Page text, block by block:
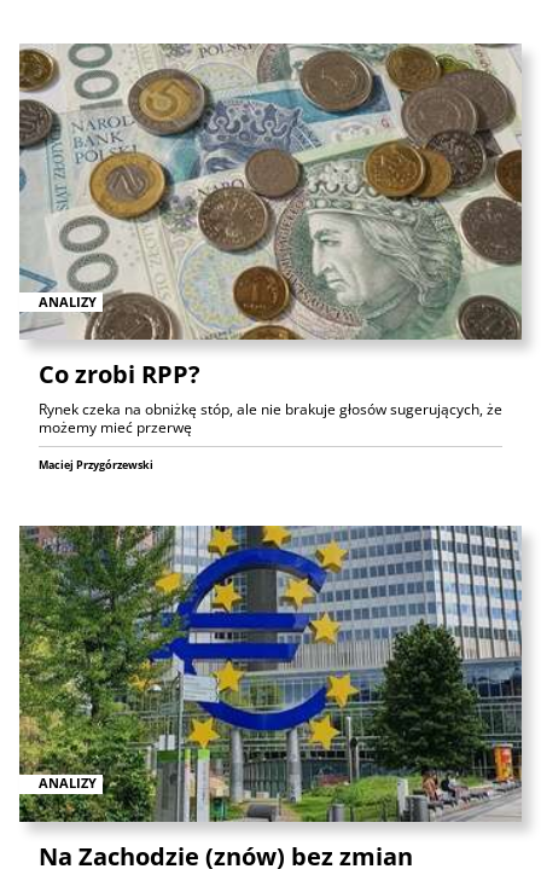
ANALIZY
Co zrobi RPP?
Rynek czeka na obniżkę stóp, ale nie brakuje głosów sugerujących, że
możemy mieć przerwę
Maciej Przygórzewski
ANALIZY
Na Zachodzie (znów) bez zmian